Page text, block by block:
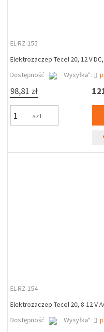
EL-RZ-155
Elektrozaczep Tecel 20, 12 V
Dostępność
Wysyłka*:
98,81 zł
szt
EL-RZ-154
Elektrozaczep Tecel 20, 8-12 V
Dostępność
Wysyłka*: